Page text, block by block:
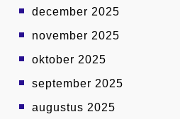
december 2025
november 2025
oktober 2025
september 2025
augustus 2025